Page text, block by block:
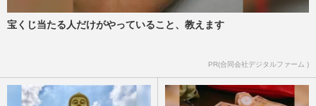
宝くじ当たる人だけがやっていること、教えます
PR(合同会社デジタルファーム )